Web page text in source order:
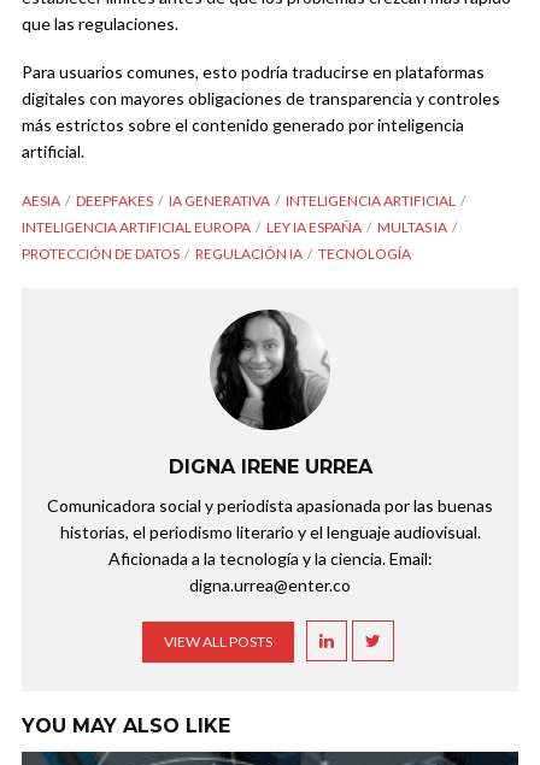
que las regulaciones.
Para usuarios comunes, esto podría traducirse en plataformas
digitales con mayores obligaciones de transparencia y controles
más estrictos sobre el contenido generado por inteligencia
artificial.
AESIA DEEPFAKES IA GENERATIVA
INTELIGENCIA ARTIFICIAL
INTELIGENCIA ARTIFICIAL EUROPA
LEY IA ESPAÑA
MULTAS IA
PROTECCIÓN DE DATOS
REGULACIÓN IA TECNOLOGÍA
DIGNA IRENE URREA
Comunicadora social y periodista apasionada por las buenas
historias, el periodismo literario y el lenguaje audiovisual.
Aficionada a la tecnología y la ciencia. Email:
digna.urrea@enter.co
VIEW ALL POSTS
YOU MAY ALSO LIKE